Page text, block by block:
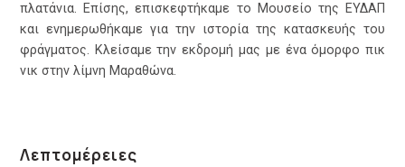
πλατάνια. Επίσης, επισκεφτήκαμε το Μουσείο της ΕΥΔΑΠ
και ενημερωθήκαμε για την ιστορία της κατασκευής του
φράγματος. Κλείσαμε την εκδρομή μας με ένα όμορφο πικ
νικ στην λίμνη Μαραθώνα.
Λεπτομέρειες